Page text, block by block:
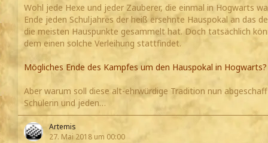
Wohl jede Hexe und jeder Zauberer, die einmal in Hogwarts
Ende jeden Schuljahres der heiß ersehnte Hauspokal an das
die meisten Hauspunkte gesammelt hat. Doch tatsächlich
dem einen solche Verleihung stattfindet.
Mögliches Ende des Kampfes um den Hauspokal in Hogwarts?
Aber warum soll diese alt-ehrwürdige Tradition nun
Schülerin und jeden…
Artemis
27. Mai 2018 um 00:00